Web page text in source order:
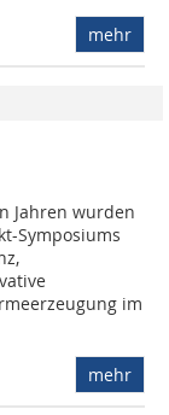
mehr
Jahren wurden
Symposiums
im
mehr